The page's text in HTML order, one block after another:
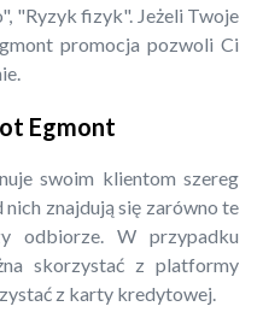
"Ryzyk fizyk". Jeżeli Twoje
promocja pozwoli Ci
Egmont
swoim klientom szereg
znajdują się zarówno te
odbiorze. W przypadku
skorzystać z platformy
z karty kredytowej.